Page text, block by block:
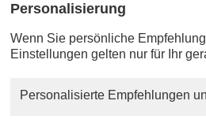
Personalisierung
Wenn Sie persönliche
Einstellungen gelten nur für Ihr
Personalisierte Empfehlungen